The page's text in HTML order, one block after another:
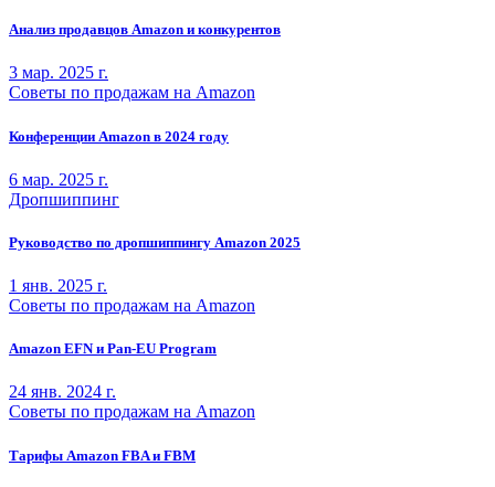
Анализ продавцов Amazon и конкурентов
3 мар. 2025 г.
Советы по продажам на Amazon
Конференции Amazon в 2024 году
6 мар. 2025 г.
Дропшиппинг
Руководство по дропшиппингу Amazon 2025
1 янв. 2025 г.
Советы по продажам на Amazon
Amazon EFN и Pan-EU Program
24 янв. 2024 г.
Советы по продажам на Amazon
Тарифы Amazon FBA и FBM